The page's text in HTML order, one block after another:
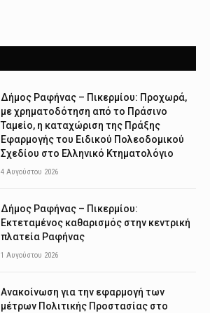
Δήμος Ραφήνας – Πικερμίου: Προχωρά,
με χρηματοδότηση από το Πράσινο
Ταμείο, η καταχώριση της Πράξης
Εφαρμογής του Ειδικού Πολεοδομικού
Σχεδίου στο Ελληνικό Κτηματολόγιο
4 Αυγούστου 2026
Δήμος Ραφήνας – Πικερμίου:
Εκτεταμένος καθαρισμός στην κεντρική
πλατεία Ραφήνας
1 Αυγούστου 2026
Ανακοίνωση για την εφαρμογή των
μέτρων Πολιτικής Προστασίας στο